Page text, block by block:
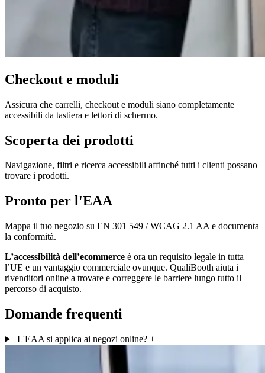
Checkout e moduli
Assicura che carrelli, checkout e moduli siano completamente
accessibili da tastiera e lettori di schermo.
Scoperta dei prodotti
Navigazione, filtri e ricerca accessibili affinché tutti i clienti possano
trovare i prodotti.
Pronto per l'EAA
Mappa il tuo negozio su EN 301 549 / WCAG 2.1 AA e documenta
la conformità.
L’accessibilità dell’ecommerce è ora un requisito legale in tutta
l’UE e un vantaggio commerciale ovunque. QualiBooth aiuta i
rivenditori online a trovare e correggere le barriere lungo tutto il
percorso di acquisto.
Domande frequenti
L'EAA si applica ai negozi online? +